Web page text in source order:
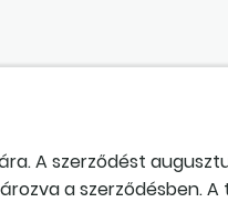
A szerződést
a szerződésben. A
dátumot kell